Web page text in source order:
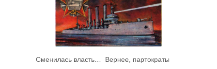
Сменилась власть… Вернее, партократы